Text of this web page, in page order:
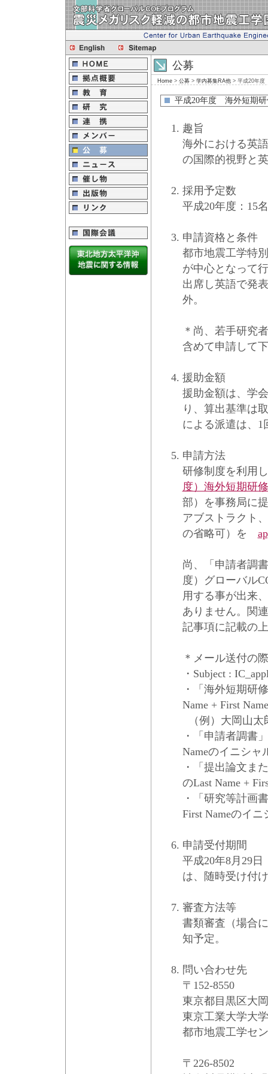
公募
Home > 公募 > 学内募集RA他 > 平成20年度
平成20年度 海外短期研
趣旨
海外における英
の国際的視野と
採用予定数
平成20年度：15
申請資格と条件
都市地震工学特
が中心となって
出席し英語で発
外。
＊尚、若手研究
含めて申請して
援助金額
援助金額は、学
り、算出基準は
による派遣は、1
申請方法
研修制度を利用
度）海外短期研
部）を事務局に
アブストラクト
の省略可）を
尚、「申請者調
度）グローバル
用する事が出来
ありません。関
記事項に記載の
＊メール送付の
・Subject :
・「海外短期研
Name + First
（例）大岡山太
・「申請者調書
Nameのイニシャ
・「提出論文ま
のLast Name +
・「研究等計画
First Nameのイニ
申請受付期間
平成20年8月29
は、随時受け付
審査方法等
書類審査（場合
知予定。
問い合わせ先
〒152-8550
東京都目黒区大
東京工業大学大
都市地震工学セ
〒226-8502